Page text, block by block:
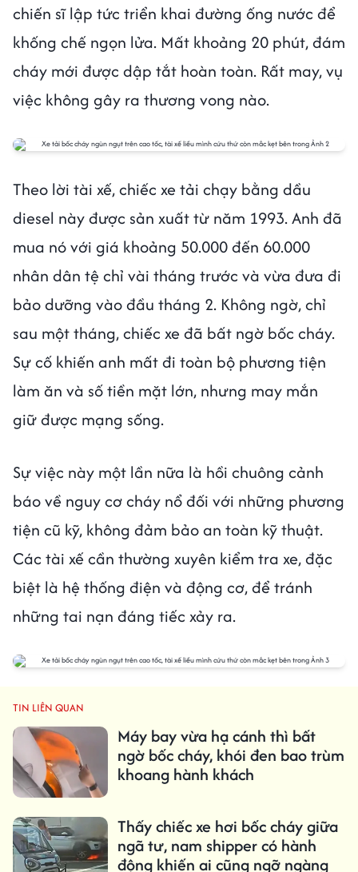
chiến sĩ lập tức triển khai đường ống nước để
khống chế ngọn lửa. Mất khoảng 20 phút, đám
cháy mới được dập tắt hoàn toàn. Rất may, vụ
việc không gây ra thương vong nào.
Theo lời tài xế, chiếc xe tải chạy bằng dầu
diesel này được sản xuất từ năm 1993. Anh đã
mua nó với giá khoảng 50.000 đến 60.000
nhân dân tệ chỉ vài tháng trước và vừa đưa đi
bảo dưỡng vào đầu tháng 2. Không ngờ, chỉ
sau một tháng, chiếc xe đã bất ngờ bốc cháy.
Sự cố khiến anh mất đi toàn bộ phương tiện
làm ăn và số tiền mặt lớn, nhưng may mắn
giữ được mạng sống.
Sự việc này một lần nữa là hồi chuông cảnh
báo về nguy cơ cháy nổ đối với những phương
tiện cũ kỹ, không đảm bảo an toàn kỹ thuật.
Các tài xế cần thường xuyên kiểm tra xe, đặc
biệt là hệ thống điện và động cơ, để tránh
những tai nạn đáng tiếc xảy ra.
TIN LIÊN QUAN
Máy bay vừa hạ cánh thì bất
ngờ bốc cháy, khói đen bao trùm
khoang hành khách
Thấy chiếc xe hơi bốc cháy giữa
ngã tư, nam shipper có hành
động khiến ai cũng ngỡ ngàng